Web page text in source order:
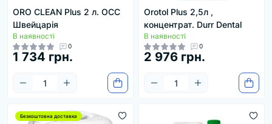
ORO CLEAN Plus 2 л. OCC
Швейцарія
В наявності
0
1 734 грн.
Orotol Plus 2,5л ,
концентрат. Durr Dental
В наявності
0
2 976 грн.
Безкоштовна доставка